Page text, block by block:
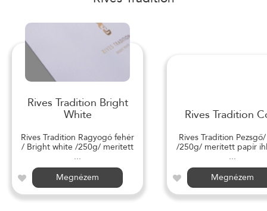
Rives Tradition Bright
White
Rives Tradition Ragyogó fehér
/ Bright white /250g/ merített
...
Megnézem
Rives Tradition
Rives Tradition
/250g/ merített papír
...
Megnézem